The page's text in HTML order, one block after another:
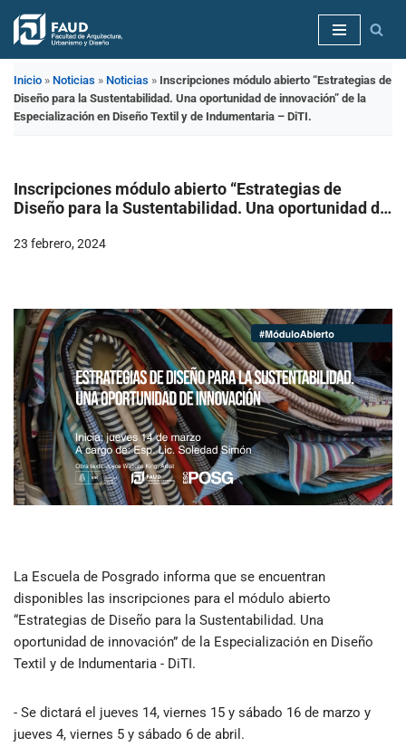
Saltar
contenido
Inicio » Noticias » Noticias » Inscripciones módulo abierto “Estrategias de
Diseño para la Sustentabilidad. Una oportunidad de innovación” de la
Especialización en Diseño Textil y de Indumentaria – DiTI.
Inscripciones módulo abierto “Estrategias de
Diseño para la Sustentabilidad. Una oportunidad de
de Indumentaria – DiTI.
23 febrero, 2024
La Escuela de Posgrado informa que se encuentran
disponibles las inscripciones para el módulo abierto
“Estrategias de Diseño para la Sustentabilidad. Una
oportunidad de innovación” de la Especialización en Diseño
Textil y de Indumentaria - DiTI.
- Se dictará el jueves 14, viernes 15 y sábado 16 de marzo y
jueves 4, viernes 5 y sábado 6 de abril.